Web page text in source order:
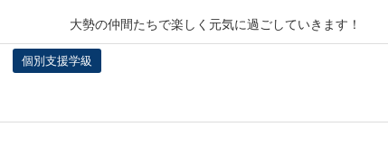
大勢の仲間たちで楽しく元気に過ごしていきます！
個別支援学級